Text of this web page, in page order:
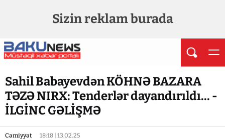
Sizin reklam burada
Sahil Babayevdən KÖHNƏ BAZARA
TƏZƏ NIRX: Tenderlər dayandırıldı... -
İLGİNC GƏLİŞMƏ
Cəmiyyət 18:18 | 13.02.25